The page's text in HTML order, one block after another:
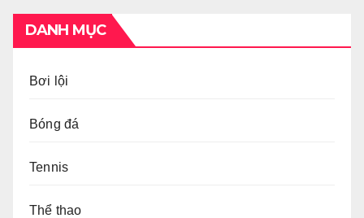
DANH MỤC
Bơi lội
Bóng đá
Tennis
Thể thao